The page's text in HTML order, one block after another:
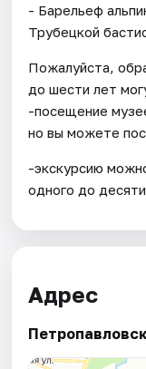
- Барельеф
Трубецкой
Пожалуйста,
до шести лет
-посещение
но вы можете
-экскурсию
одного до десяти
Адрес